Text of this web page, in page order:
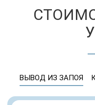
ВЫВОД ИЗ ЗАПОЯ